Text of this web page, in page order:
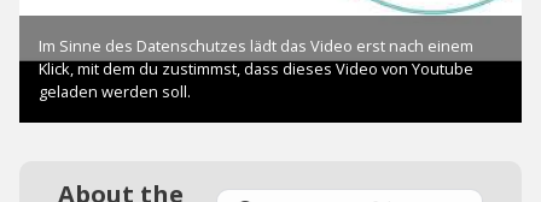
About the